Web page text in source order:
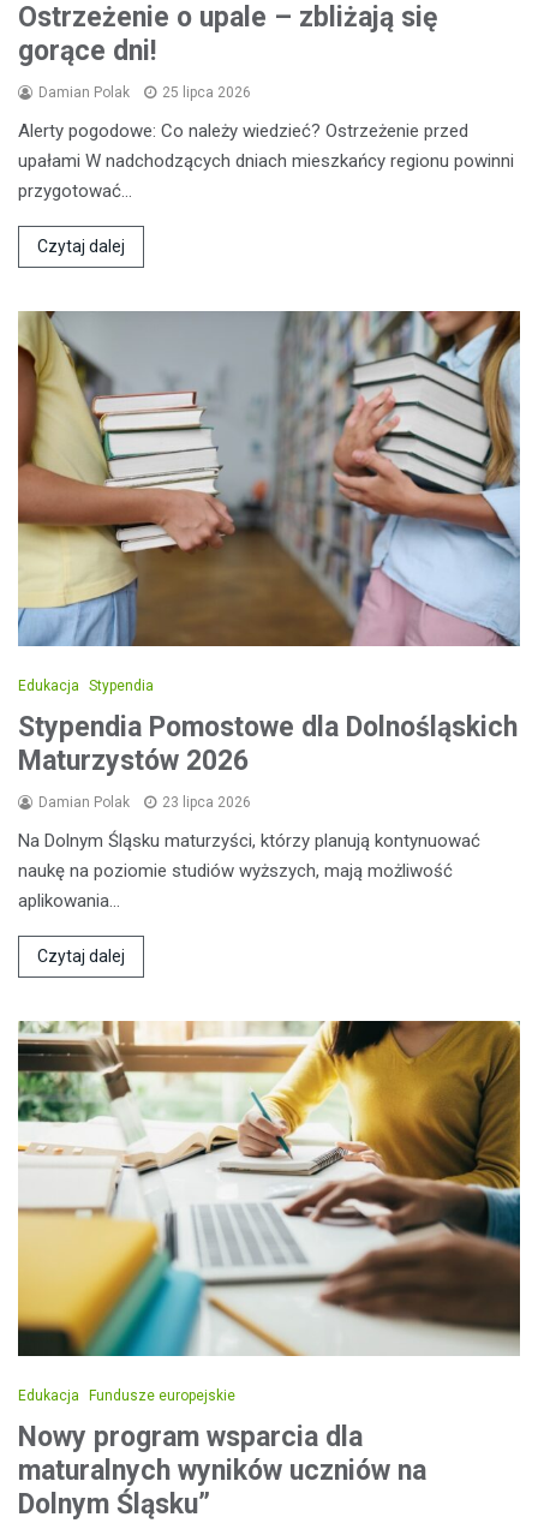
Ostrzeżenie o upale – zbliżają się
gorące dni!
Damian Polak 25 lipca 2026
Alerty pogodowe: Co należy wiedzieć? Ostrzeżenie przed
upałami W nadchodzących dniach mieszkańcy regionu powinni
przygotować…
Czytaj dalej
Edukacja Stypendia
Stypendia Pomostowe dla Dolnośląskich
Maturzystów 2026
Damian Polak 23 lipca 2026
Na Dolnym Śląsku maturzyści, którzy planują kontynuować
naukę na poziomie studiów wyższych, mają możliwość
aplikowania…
Czytaj dalej
Edukacja Fundusze europejskie
Nowy program wsparcia dla
maturalnych wyników uczniów na
Dolnym Śląsku”